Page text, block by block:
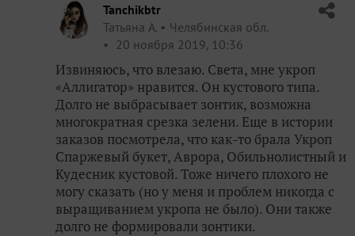
Tanchikbtr
Татьяна А.
Челябинская обл.
20 ноября 2019, 10:36
Извиняюсь, что влезаю. Света, мне укроп
«Аллигатор» нравится. Он кустового типа.
Долго не выбрасывает зонтик, возможна
многократная срезка зелени. Еще в истории
заказов посмотрела, что как-то брала Укроп
Спаржевый букет, Аврора, Обильнолистный и
Кудесник кустовой. Тоже ничего плохого не
могу сказать (но у меня и проблем никогда с
выращиванием укропа не было). Они также
долго не формировали зонтики.